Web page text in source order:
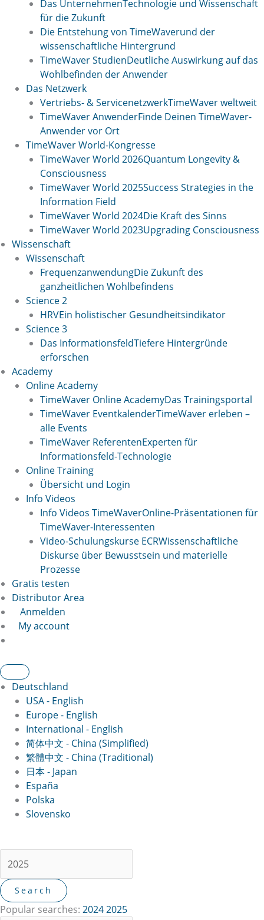
Das UnternehmenTechnologie und Wissenschaft
für die Zukunft
Die Entstehung von TimeWaverund der
wissenschaftliche Hintergrund
TimeWaver StudienDeutliche Auswirkung auf das
Wohlbefinden der Anwender
Das Netzwerk
Vertriebs- & ServicenetzwerkTimeWaver weltweit
TimeWaver AnwenderFinde Deinen TimeWaver-
Anwender vor Ort
TimeWaver World-Kongresse
TimeWaver World 2026Quantum Longevity &
Consciousness
TimeWaver World 2025Success Strategies in the
Information Field
TimeWaver World 2024Die Kraft des Sinns
TimeWaver World 2023Upgrading Consciousness
Wissenschaft
Wissenschaft
FrequenzanwendungDie Zukunft des
ganzheitlichen Wohlbefindens
Science 2
HRVEin holistischer Gesundheitsindikator
Science 3
Das InformationsfeldTiefere Hintergründe
erforschen
Academy
Online Academy
TimeWaver Online AcademyDas Trainingsportal
TimeWaver EventkalenderTimeWaver erleben –
alle Events
TimeWaver ReferentenExperten für
Informationsfeld-Technologie
Online Training
Übersicht und Login
Info Videos
Info Videos TimeWaverOnline-Präsentationen für
TimeWaver-Interessenten
Video-Schulungskurse ECRWissenschaftliche
Diskurse über Bewusstsein und materielle
Prozesse
Gratis testen
Distributor Area
Anmelden
My account
Deutschland
USA - English
Europe - English
International - English
简体中文 - China (Simplified)
繁體中文 - China (Traditional)
日本 - Japan
España
Polska
Slovensko
Popular searches: 20242025